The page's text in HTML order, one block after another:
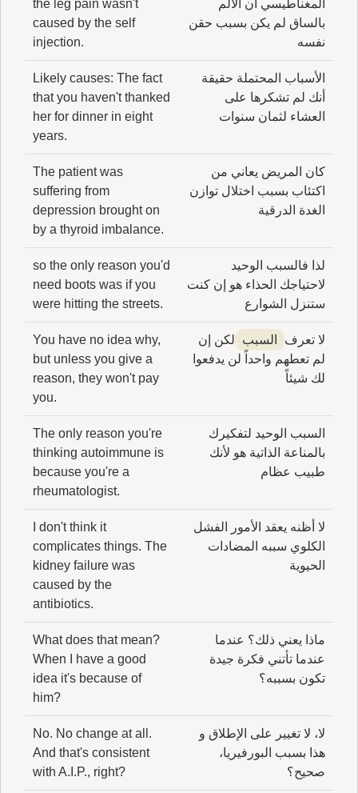
المغناطيسي أن الألم
بالساق لم يكن بسبب حقن
نفسه
the leg pain wasn't
caused by the self
injection.
الأسباب المحتملة حقيقة
أنك لم تشكرها على
العشاء لثمان سنوات
Likely causes: The fact
that you haven't thanked
her for dinner in eight
years.
كان المريض يعاني من
اكتئاب بسبب اختلال توازن
الغدة الدرقية
The patient was
suffering from
depression brought on
by a thyroid imbalance.
لذا فالسبب الوحيد
لاحتياجك الحذاء هو إن كنت
ستنزل الشوارع
so the only reason you'd
need boots was if you
were hitting the streets.
لا تعرف السبب
لكن إن
لم تعطهم واحداً لن يدفعوا
لك شيئاً
You have no idea why,
but unless you give a
reason, they won't pay
you.
السبب الوحيد لتفكيرك
بالمناعة الذاتية هو لأنك
طبيب عظام
The only reason you're
thinking autoimmune is
because you're a
rheumatologist.
لا أظنه يعقد الأمور الفشل
الكلوي سببه المضادات
الحيوية
I don't think it
complicates things. The
kidney failure was
caused by the
antibiotics.
ماذا يعني ذلك؟ عندما
عندما تأتني فكرة جيدة
تكون بسببه؟
What does that mean?
When I have a good
idea it's because of
him?
لا، لا تغيير على الإطلاق و
هذا بسبب البورفيريا،
صحيح؟
No. No change at all.
And that's consistent
with A.I.P., right?